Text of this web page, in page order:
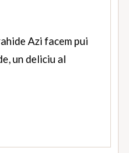
Azi facem pui
un deliciu al